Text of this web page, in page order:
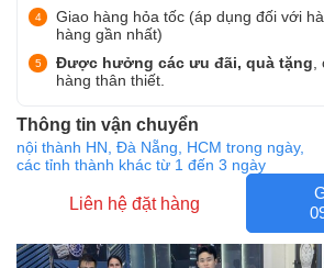
Giao hàng hỏa tốc (áp dụng đối với
hàng gần nhất)
Được hưởng các ưu đãi, quà tặng
hàng thân thiết.
Thông tin vận chuyển
nội thành HN, Đà Nẵng, HCM trong ngày,
các tỉnh thành khác từ 1 đến 3 ngày
Liên hệ đặt hàng